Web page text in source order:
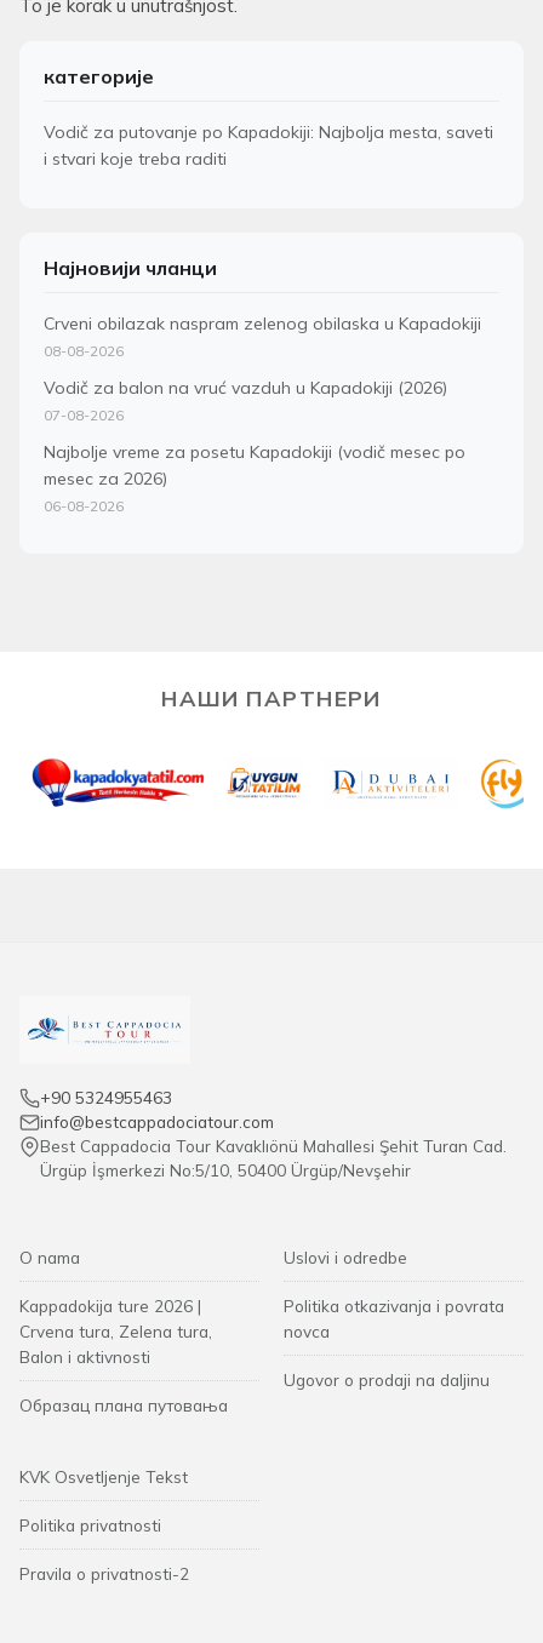
To je korak u unutrašnjost.
категорије
Vodič za putovanje po Kapadokiji: Najbolja mesta, saveti
i stvari koje treba raditi
Најновији чланци
Crveni obilazak naspram zelenog obilaska u Kapadokiji
08-08-2026
Vodič za balon na vruć vazduh u Kapadokiji (2026)
07-08-2026
Najbolje vreme za posetu Kapadokiji (vodič mesec po
mesec za 2026)
06-08-2026
НАШИ ПАРТНЕРИ
+90 5324955463
info@bestcappadociatour.com
Best Cappadocia Tour Kavaklıönü Mahallesi Şehit Turan Cad.
Ürgüp İşmerkezi No:5/10, 50400 Ürgüp/Nevşehir
O nama
Kappadokija ture 2026 |
Crvena tura, Zelena tura,
Balon i aktivnosti
Образац плана путовања
Uslovi i odredbe
Politika otkazivanja i povrata
novca
Ugovor o prodaji na daljinu
KVK Osvetljenje Tekst
Politika privatnosti
Pravila o privatnosti-2